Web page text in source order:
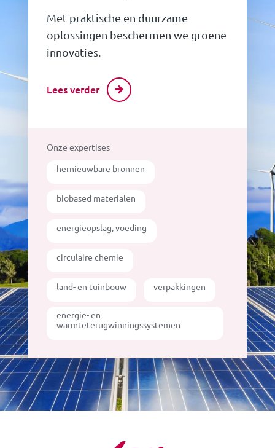
Met praktische en duurzame
oplossingen beschermen we groene
innovaties.
Lees verder
Onze expertises
hernieuwbare bronnen
biobased materialen
energieopslag, voeding
circulaire chemie
land- en tuinbouw verpakkingen
energie- en
warmteterugwinningssystemen